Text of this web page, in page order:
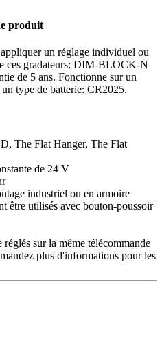
produit
un réglage individuel ou
ces gradateurs: DIM-BLOCK-N
de 5 ans. Fonctionne sur un
type de batterie: CR2025.
The Flat Hanger, The Flat
de 24 V
industriel ou en armoire
être utilisés avec bouton-poussoir
sur la même télécommande
plus d'informations pour les